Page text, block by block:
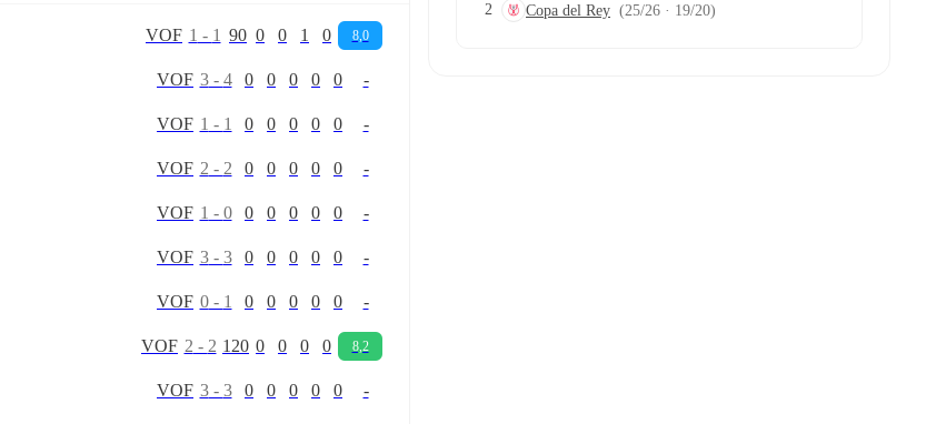
VOF 1 - 1 90 0 0 1 0 8,0
VOF 3- 4 0 0 0 0 0 -
VOF 1 - 1 0 0 0 0 0 -
VOF 2 - 2 0 0 0 0 0 -
VOF 1 - 0 0 0 0 0 0 -
VOF 3- 3 0 0 0 0 0 -
VOF 0- 1 0 0 0 0 0 -
VOF 2 - 2 120 0 0 0 0 8,2
VOF 3- 3 0 0 0 0 0 -
2 Copa del Rey (25/26 · 19/20)